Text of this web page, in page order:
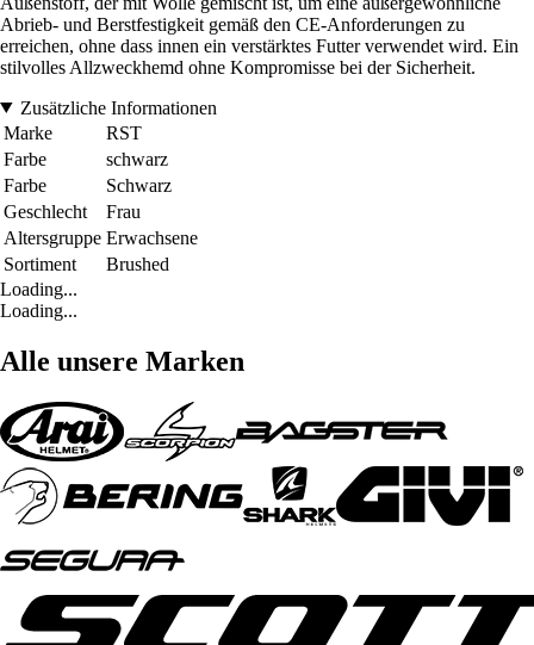
Abrieb- und Berstfestigkeit gemäß den CE-Anforderungen zu
erreichen, ohne dass innen ein verstärktes Futter verwendet wird. Ein
stilvolles Allzweckhemd ohne Kompromisse bei der Sicherheit.
Zusätzliche Informationen
Marke
RST
Farbe
schwarz
Farbe
Schwarz
Geschlecht
Frau
Altersgruppe Erwachsene
Sortiment
Brushed
Loading...
Loading...
Alle unsere Marken